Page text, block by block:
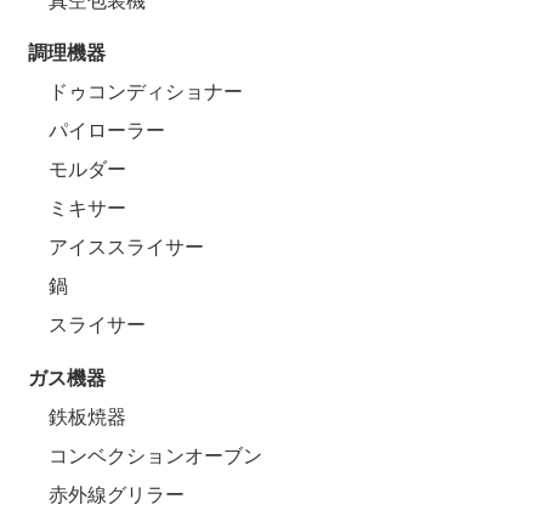
調理機器
ドゥコンディショナー
パイローラー
モルダー
ミキサー
アイススライサー
鍋
スライサー
ガス機器
鉄板焼器
コンベクションオーブン
赤外線グリラー